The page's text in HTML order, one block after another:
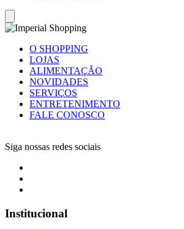
O SHOPPING
LOJAS
ALIMENTAÇÃO
NOVIDADES
SERVIÇOS
ENTRETENIMENTO
FALE CONOSCO
Siga nossas redes sociais
Institucional